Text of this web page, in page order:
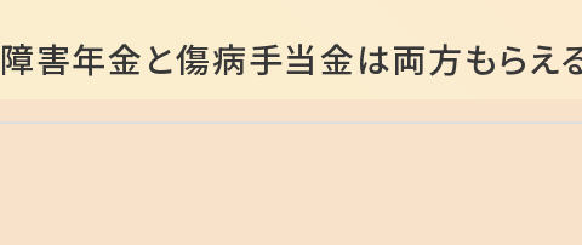
障害年金と傷病手当金は両方もら